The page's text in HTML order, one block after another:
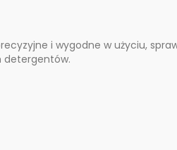
i wygodne w użyciu,
detergentów.